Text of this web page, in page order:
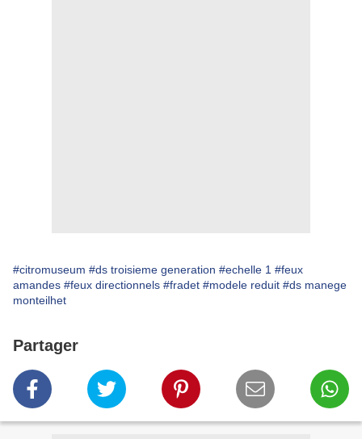
#citromuseum #ds troisieme generation #echelle 1 #feux
amandes #feux directionnels #fradet #modele reduit #ds manege
monteilhet
Partager